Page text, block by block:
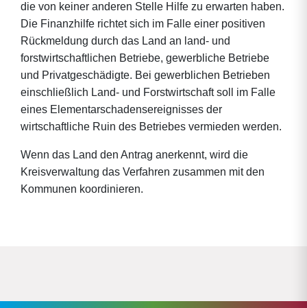
die von keiner anderen Stelle Hilfe zu erwarten haben.
Die Finanzhilfe richtet sich im Falle einer positiven
Rückmeldung durch das Land an land- und
forstwirtschaftlichen Betriebe, gewerbliche Betriebe
und Privatgeschädigte. Bei gewerblichen Betrieben
einschließlich Land- und Forstwirtschaft soll im Falle
eines Elementarschadensereignisses der
wirtschaftliche Ruin des Betriebes vermieden werden.
Wenn das Land den Antrag anerkennt, wird die
Kreisverwaltung das Verfahren zusammen mit den
Kommunen koordinieren.